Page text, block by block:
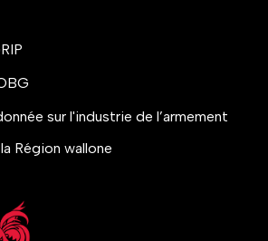
sur l'industrie de l’armement
Région wallone